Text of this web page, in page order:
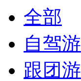
全部
自驾游
跟团游